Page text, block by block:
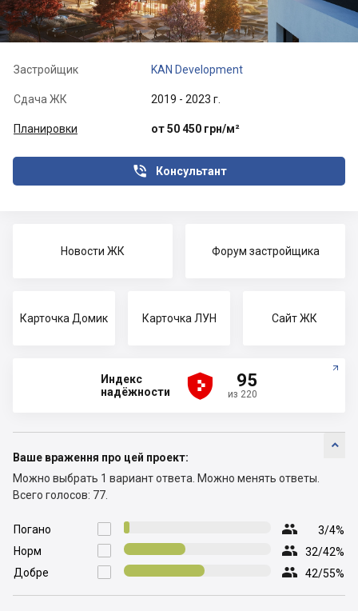
Застройщик KAN Development
Сдача ЖК 2019 - 2023 г.
Планировки от 50 450 грн/м²
Консультант

Новости ЖК Форум застройщика
Карточка Домик Карточка ЛУН Сайт ЖК
Индекс
надёжности




 95
из 220

Ваше враження про цей проект:
Можно выбрать 1 вариант ответа. Можно менять ответы.
Всего голосов: 77.

Погано  3/4%

Норм  32/42%

Добре  42/55%